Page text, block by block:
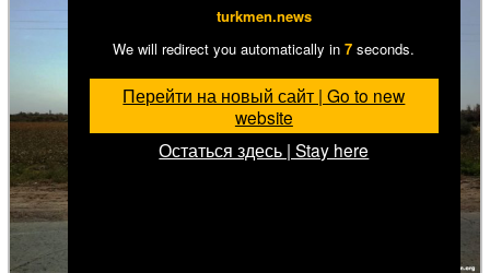
turkmen.news
We will redirect you automatically in6 seconds.
Перейти на новый сайт | Go to new
website
Остаться здесь | Stay here